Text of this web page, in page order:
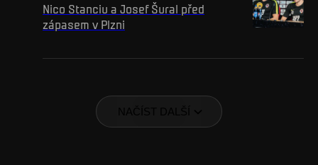
Nico Stanciu a Josef Šural před
zápasem v Plzni